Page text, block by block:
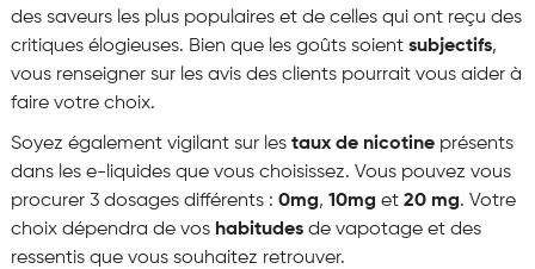
des saveurs les plus populaires et de celles qui ont reçu des
critiques élogieuses. Bien que les goûts soient subjectifs,
vous renseigner sur les avis des clients pourrait vous aider à
faire votre choix.
Soyez également vigilant sur les taux de nicotineprésents
dans les e-liquides que vous choisissez. Vous pouvez vous
procurer 3 dosages différents : 0mg, 10mg et20 mg. Votre
choix dépendra de vos habitudes de vapotage et des
ressentis que vous souhaitez retrouver.